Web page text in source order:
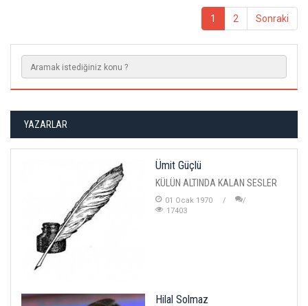
1 2 Sonraki
YAZARLAR
Ümit Güçlü
KÜLÜN ALTINDA KALAN SESLER
01 Ocak 1970
17403
Hilal Solmaz